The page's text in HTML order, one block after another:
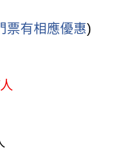
票有相應優惠)
人